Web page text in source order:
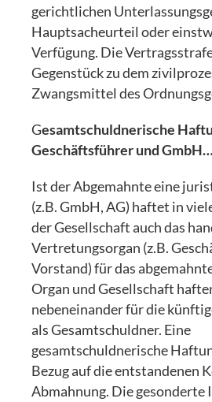
gerichtlichen
Hauptsacheurteil oder
Verfügung. Die
Gegenstück zu dem
Zwangsmittel des
Gesamtschuldnerische
Geschäftsführer und GmbH…
Ist der Abgemahnte eine
(z.B. GmbH, AG) haftet in
der Gesellschaft auch das
Vertretungsorgan (z.B.
Vorstand) für das
Organ und Gesellschaft
nebeneinander für die
als Gesamtschuldner. Eine
gesamtschuldnerische
Bezug auf die entstandenen
Abmahnung. Die gesonderte